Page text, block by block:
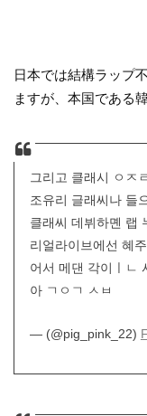
日本では結構ラップ
ますが、本国である
그리고 클래시 ㅇㅈ
조유리 글래씨나 들
클래씨 데뷔하몐 랩
리얼라이브에선 혜
어서 메댄 각이ㅣㄴ
아 ㄱㅇㄱ ㅅㅂ
— (@pig_pink_22)